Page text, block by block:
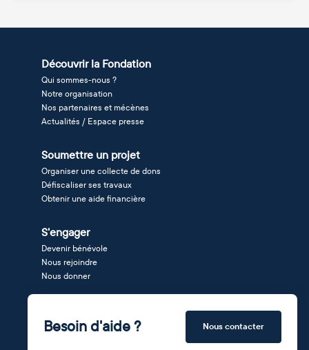
Découvrir la Fondation
Qui sommes-nous ?
Notre organisation
Nos partenaires et mécènes
Actualités / Espace presse
Soumettre un projet
Organiser une collecte de dons
Défiscaliser ses travaux
Obtenir une aide financière
S'engager
Devenir bénévole
Nous rejoindre
Nous donner
Besoin d'aide ? Nous contacter